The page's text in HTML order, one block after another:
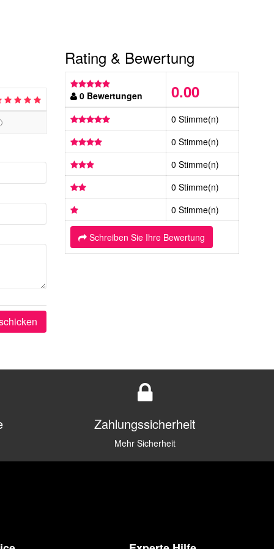
Rating & Bewertung
0 Bewertungen 0.00
0 Stimme(n)
0 Stimme(n)
0 Stimme(n)
0 Stimme(n)
0 Stimme(n)
Schreiben Sie Ihre Bewertung
Zahlungssicherheit
Mehr Sicherheit